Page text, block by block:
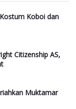
Koboi dan
Citizenship AS,
Muktamar